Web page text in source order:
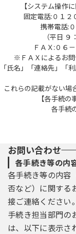
【システム操作
固定電話:０１２
携帯電話:
（平日 ９
ＦＡＸ:０６
※ＦＡＸによるお問
「氏名」「連絡先」「
これらの記載がない場
【各手続
各手続
お問い合わせ
各手続き等の内
各手続き等の内容
否など）に関する
接ご連絡ください。
手続き担当部門の
は、以下に表示さ